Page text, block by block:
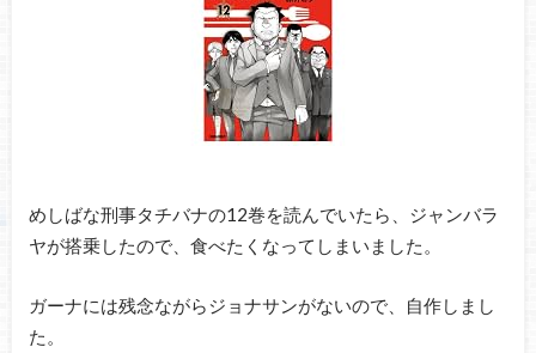
めしばな刑事タチバナの12巻を読んでいたら、ジャンバラ
ヤが搭乗したので、食べたくなってしまいました。
ガーナには残念ながらジョナサンがないので、自作しまし
た。